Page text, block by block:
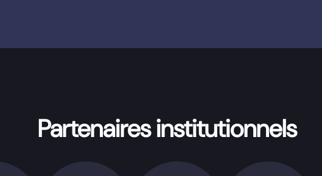
Partenaires institutionnels